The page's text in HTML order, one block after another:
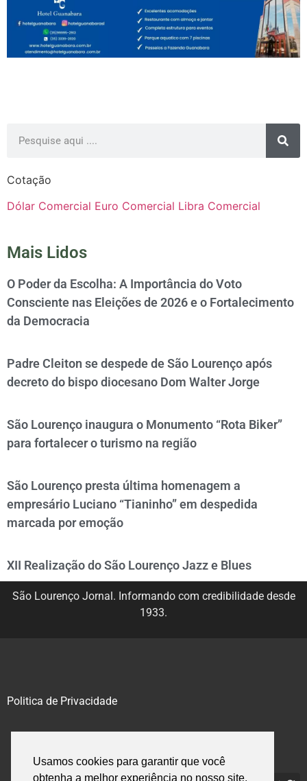
Usamos cookies para garantir que você
obtenha a melhor experiência no nosso site.
Cotação
Dólar Comercial Euro Comercial Libra Comercial
Mais Lidos
O Poder da Escolha: A Importância do Voto
Consciente nas Eleições de 2026 e o Fortalecimento
da Democracia
Padre Cleiton se despede de São Lourenço após
decreto do bispo diocesano Dom Walter Jorge
São Lourenço inaugura o Monumento “Rota Biker”
para fortalecer o turismo na região
São Lourenço presta última homenagem a
empresário Luciano “Tianinho” em despedida
marcada por emoção
XII Realização do São Lourenço Jazz e Blues
São Lourenço Jornal. Informando com credibilidade desde
1933.
Politica de Privacidade